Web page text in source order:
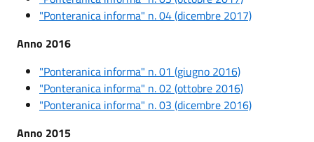
"Ponteranica informa" n. 04 (dicembre 2017)
Anno 2016
"Ponteranica informa" n. 01 (giugno 2016)
"Ponteranica informa" n. 02 (ottobre 2016)
"Ponteranica informa" n. 03 (dicembre 2016)
Anno 2015